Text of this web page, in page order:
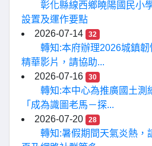
彰化縣線西鄉曉陽國民小
設置及運作要點
2026-07-14
32
轉知:本府辦理2026城鎮
精華影片，請協助...
2026-07-16
30
轉知:本中心為推廣國土測
「成為識圖老馬－探...
2026-07-20
28
轉知:暑假期間天氣炎熱，